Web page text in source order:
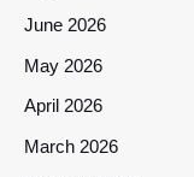
June 2026
May 2026
April 2026
March 2026